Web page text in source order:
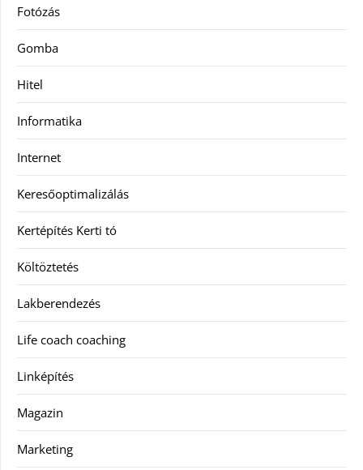
Fotózás
Gomba
Hitel
Informatika
Internet
Keresőoptimalizálás
Kertépítés Kerti tó
Költöztetés
Lakberendezés
Life coach coaching
Linképítés
Magazin
Marketing